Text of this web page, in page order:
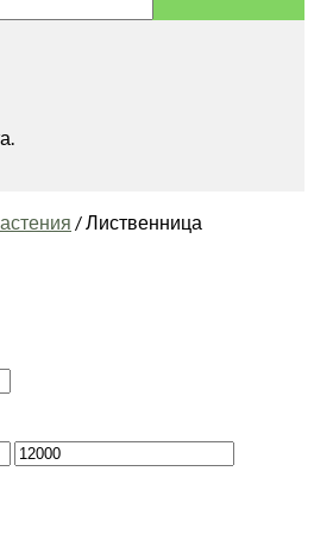
/Лиственница
Максимальная